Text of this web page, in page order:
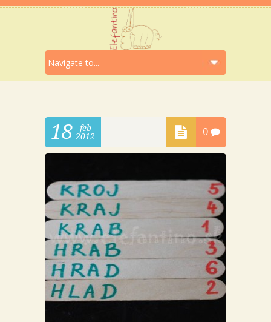
18
feb
2012
0